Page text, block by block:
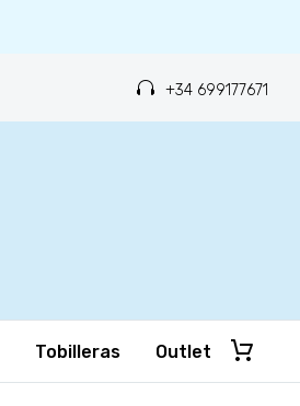
+34 699177671
Tobilleras Outlet